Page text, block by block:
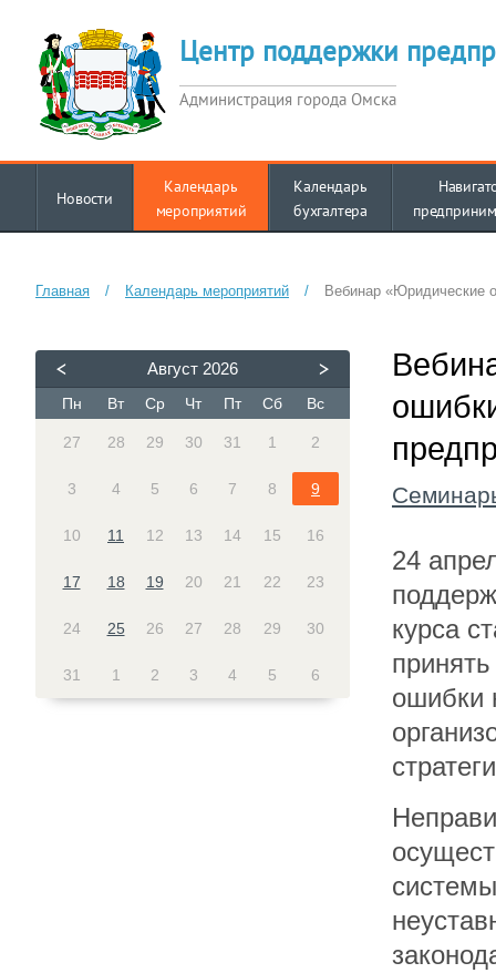
Центр поддержки
Администрация города Омска
Новости
Календарь
мероприятий
Календарь
бухгалтера
Главная / Календарь мероприятий / Вебинар «Юридические
Август 2026
Пн Вт Ср Чт Пт Сб Вс
27 28 29 30 31 1 2
3 4 5 6 7 8 9
10 11 12 13 14 15 16
17 18 19 20 21 22 23
24 25 26 27 28 29 30
31 1 2 3 4 5 6
24
курса
ошибки